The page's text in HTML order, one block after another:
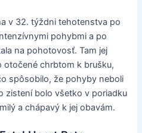
v 32. týždni tehotenstva po
pohybmi a po
na pohotovosť. Tam jej
otočené chrbtom k brušku,
spôsobilo, že pohyby neboli
zistení bolo všetko v poriadku
a chápavý k jej obavám.